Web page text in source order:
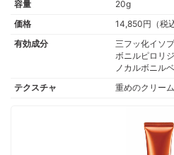
容量
20g
価格
14,850円（税込
有効成分
三フッ化イソ
ボニルピロリ
ノカルボニル
テクスチャ
重めのクリーム